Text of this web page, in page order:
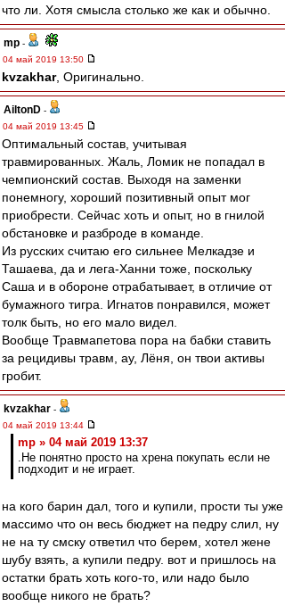
что ли. Хотя смысла столько же как и обычно.
mp -
04 май 2019 13:50
kvzakhar, Оригинально.
AiltonD -
04 май 2019 13:45
Оптимальный состав, учитывая
травмированных. Жаль, Ломик не попадал в
чемпионский состав. Выходя на заменки
понемногу, хороший позитивный опыт мог
приобрести. Сейчас хоть и опыт, но в гнилой
обстановке и разброде в команде.
Из русских считаю его сильнее Мелкадзе и
Ташаева, да и лега-Ханни тоже, поскольку
Саша и в обороне отрабатывает, в отличие от
бумажного тигра. Игнатов понравился, может
толк быть, но его мало видел.
Вообще Травмапетова пора на бабки ставить
за рецидивы травм, ау, Лёня, он твои активы
гробит.
kvzakhar -
04 май 2019 13:44
mp » 04 май 2019 13:37
.Не понятно просто на хрена покупать если не
подходит и не играет.
на кого барин дал, того и купили, прости ты уже
массимо что он весь бюджет на педру слил, ну
не на ту смску ответил что берем, хотел жене
шубу взять, а купили педру. вот и пришлось на
остатки брать хоть кого-то, или надо было
вообще никого не брать?